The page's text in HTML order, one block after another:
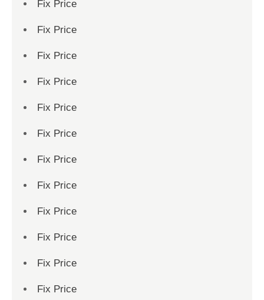
Fix Price
Fix Price
Fix Price
Fix Price
Fix Price
Fix Price
Fix Price
Fix Price
Fix Price
Fix Price
Fix Price
Fix Price